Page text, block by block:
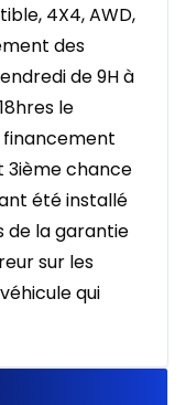
4X4, AWD,
des
de 9H à
le
financement
3ième chance
été installé
de la garantie
sur les
qui